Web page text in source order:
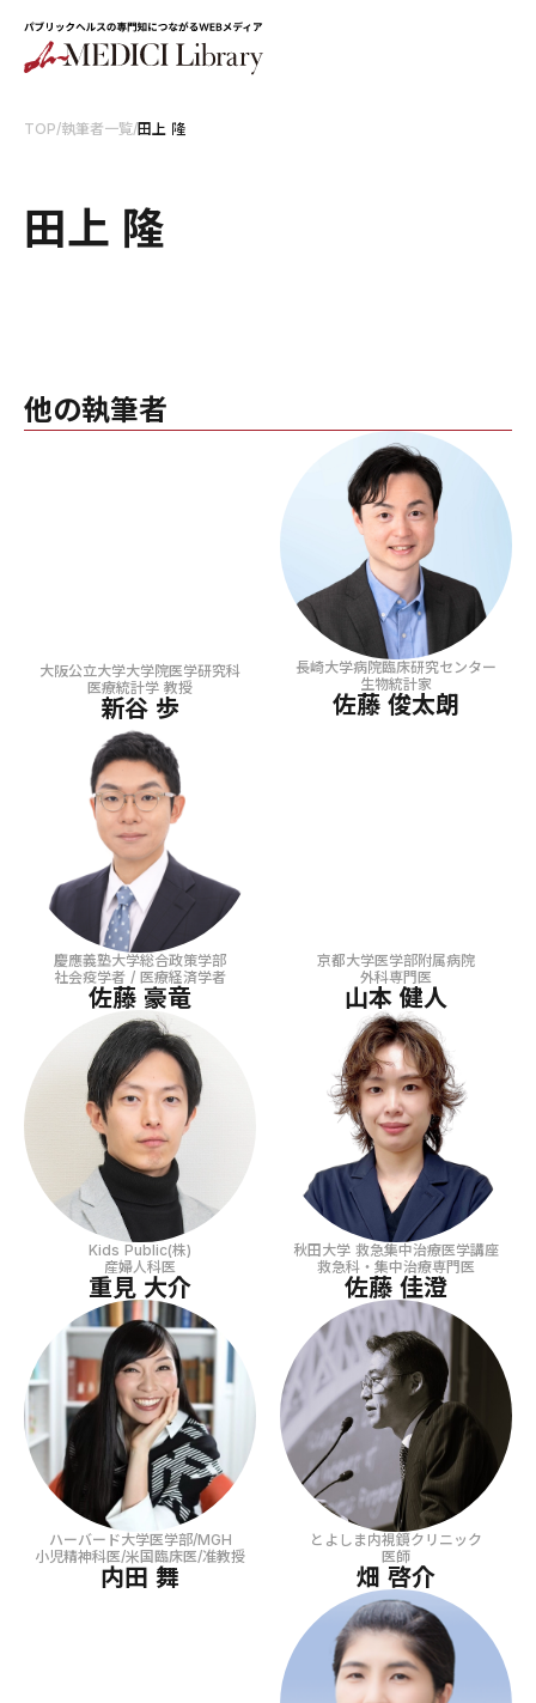
TOP/執筆者一覧/田上 隆
田上 隆
他の執筆者
大阪公立大学大学院医学研究科
医療統計学 教授
新谷 歩
長崎大学病院臨床研究センター
生物統計家
佐藤 俊太朗
慶應義塾大学総合政策学部
社会疫学者 / 医療経済学者
佐藤 豪竜
京都大学医学部附属病院
外科専門医
山本 健人
Kids Public(株)
産婦人科医
重見 大介
秋田大学 救急集中治療医学講座
救急科・集中治療専門医
佐藤 佳澄
ハーバード大学医学部/MGH
小児精神科医/米国臨床医/准教授
内田 舞
とよしま内視鏡クリニック
医師
畑 啓介